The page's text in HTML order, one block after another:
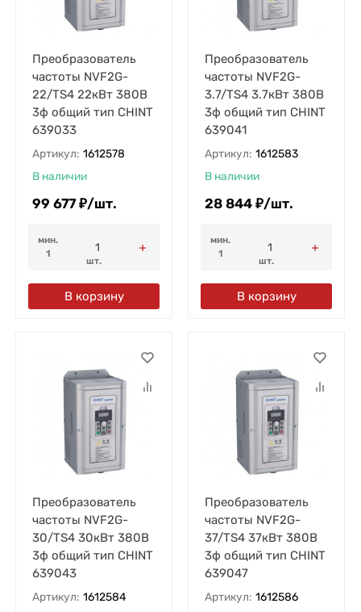
Преобразователь
частоты NVF2G-
22/TS4 22кВт 380В
3ф общий тип CHINT
639033
Артикул: 1612578
В наличии
99 677 ₽/шт.
мин.
1
шт.
В корзину
Преобразователь
частоты NVF2G-
3.7/TS4 3.7кВт 380В
3ф общий тип CHINT
639041
Артикул: 1612583
В наличии
28 844 ₽/шт.
мин.
1
шт.
В корзину
Преобразователь
частоты NVF2G-
30/TS4 30кВт 380В
3ф общий тип CHINT
639043
Артикул: 1612584
Преобразователь
частоты NVF2G-
37/TS4 37кВт 380В
3ф общий тип CHINT
639047
Артикул: 1612586